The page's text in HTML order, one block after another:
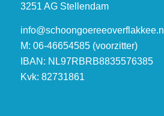
3251 AG Stellendam
info@schoongoereeoverflakkee.nl
M: 06-46654585 (voorzitter)
IBAN: NL97RBRB8835576385
Kvk: 82731861